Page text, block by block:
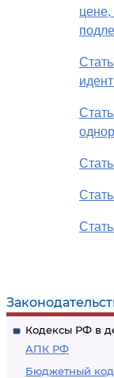
Кодексы РФ в
АПК РФ
Бюджетный
цене,